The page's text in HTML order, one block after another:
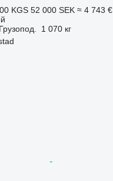
KGS 52 000 SEK ≈ 4 743 €
Грузопод.
1 070 кг